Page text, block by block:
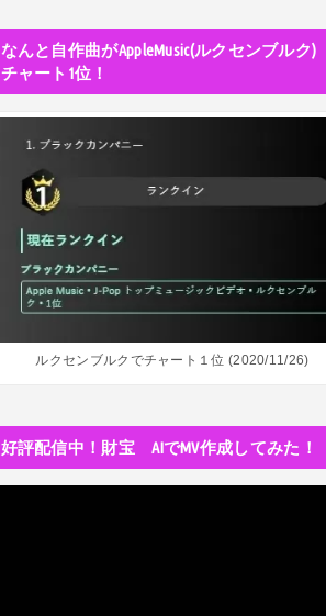
なんと自作曲がAppleMusic(ルクセンブルク)
チャート1位！
ルクセンブルクでチャート１位 (2020/11/26)
好評配信中！財宝 AIでMV作成してみた！